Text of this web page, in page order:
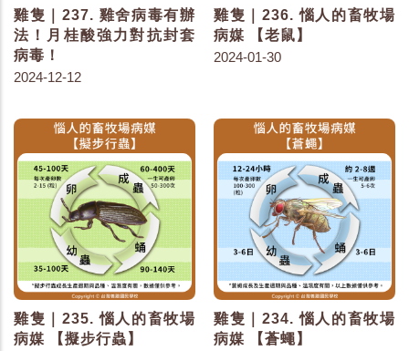
雞隻｜237. 雞舍病毒有辦
法！月桂酸強力對抗封套
病毒！
2024-12-12
雞隻｜236. 惱人的畜牧場
病媒 【老鼠】
2024-01-30
雞隻｜235. 惱人的畜牧場
病媒 【擬步行蟲】
雞隻｜234. 惱人的畜牧場
病媒 【蒼蠅】